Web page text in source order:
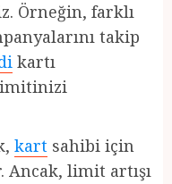
Örneğin, farklı
takip
kartı
kart sahibi için
Ancak, limit artışı